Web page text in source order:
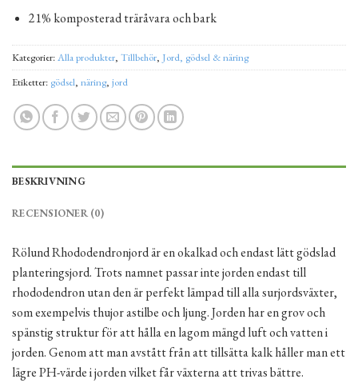
21% komposterad träråvara och bark
Kategorier:Alla produkter, Tillbehör, Jord, gödsel & näring
Etiketter: gödsel, näring, jord
BESKRIVNING
RECENSIONER (0)
Rölund Rhododendronjord är en okalkad och endast lätt gödslad
planteringsjord. Trots namnet passar inte jorden endast till
rhododendron utan den är perfekt lämpad till alla surjordsväxter,
som exempelvis thujor astilbe och ljung. Jorden har en grov och
spänstig struktur för att hålla en lagom mängd luft och vatten i
jorden. Genom att man avstått från att tillsätta kalk håller man ett
lägre PH-värde i jorden vilket får växterna att trivas bättre.